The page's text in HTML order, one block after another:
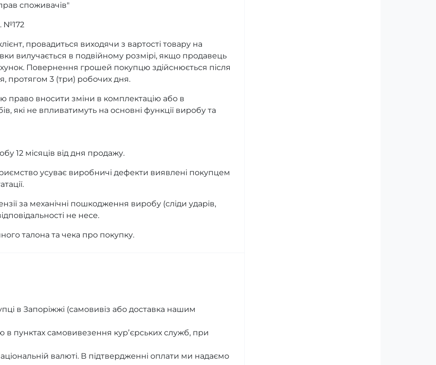
споживачів"
№172
провадиться виходячи з вартості товару на
вилучається в подвійному розмірі, якщо продавець
Повернення грошей покупцю здійснюється після
протягом 3 (три) робочих дня.
вносити зміни в комплектацію або в
які не впливатимуть на основні функції виробу та
12 місяців від дня продажу.
усуває виробничі дефекти виявлені покупцем
за механічні пошкодження виробу (сліди ударів,
не несе.
талона та чека про покупку.
в Запоріжжі (самовивіз або доставка нашим
в пунктах самовивезення курʼєрських служб, при
валюті. В підтвердженні оплати ми надаємо